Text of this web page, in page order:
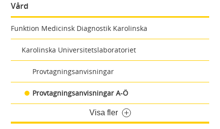
Vård
Funktion Medicinsk Diagnostik Karolinska
Karolinska Universitetslaboratoriet
Provtagningsanvisningar
Provtagningsanvisningar A-Ö
Visa fler